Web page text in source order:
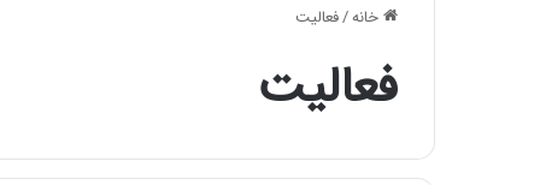
خانه/فعالیت
فعالیت